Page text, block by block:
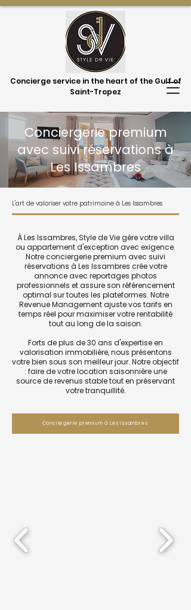
Concierge service in the heart of the Gulf of
Saint-Tropez
Conciergerie premium
avec suivi réservations à
Les Issambres
L'art de valoriser votre patrimoine à Les Issambres
À Les Issambres, Style de Vie gère votre villa
ou appartement d'exception avec exigence.
Notre conciergerie premium avec suivi
réservations à Les Issambres crée votre
annonce avec reportages photos
professionnels et assure son référencement
optimal sur toutes les plateformes. Notre
Revenue Management ajuste vos tarifs en
temps réel pour maximiser votre rentabilité
tout au long de la saison.
Forts de plus de 30 ans d'expertise en
valorisation immobilière, nous présentons
votre bien sous son meilleur jour. Notre objectif
: faire de votre location saisonnière une
source de revenus stable tout en préservant
votre tranquillité.
Conciergerie premium à Les Issambres